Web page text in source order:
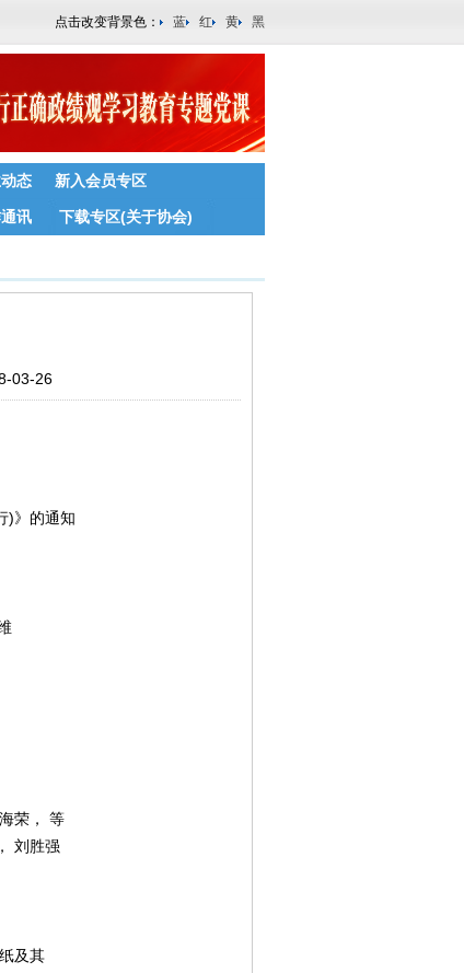
点击改变背景色： 蓝 红 黄 黑
态 新入会员专区
讯 下载专区(关于协会)
03-26
)》的通知
荣， 等
刘胜强
及其